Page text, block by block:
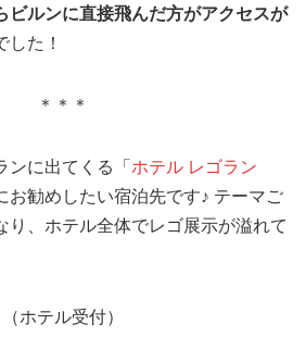
ビルンに直接飛んだ方がアクセスが
した！
＊＊＊
ンに出てくる「ホテル レゴラン
お勧めしたい宿泊先です♪ テーマご
り、ホテル全体でレゴ展示が溢れて
（ホテル受付）